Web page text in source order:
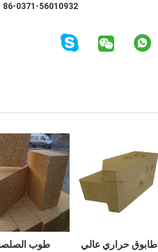
86-0371-56010932
طابوق حراري عالي
طوب